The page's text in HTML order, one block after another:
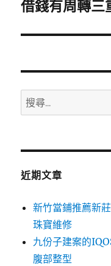
一
文
借錢有周轉三
搜
尋
鍵
近期文章
新竹當鋪推薦新
珠寶維修
九份子建案的
腹部整型